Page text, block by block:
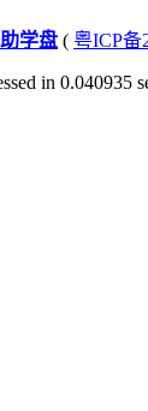
助学盘 ( 粤ICP备
in 0.040935